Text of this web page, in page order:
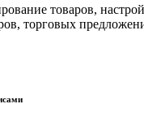
товаров,
торговых